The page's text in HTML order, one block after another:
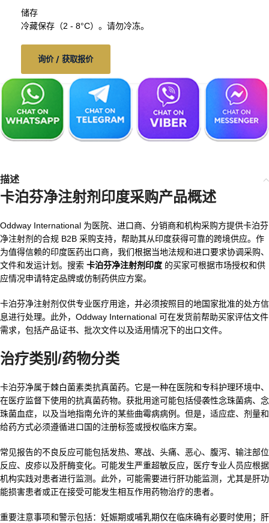
储存
冷藏保存（2 - 8°C）。请勿冷冻。
询价 / 获取报价
描述
卡泊芬净注射剂印度采购产品概述
Oddway International 为医院、进口商、分销商和机构采购方提供卡泊芬
净注射剂的合规 B2B 采购支持，帮助其从印度获得可靠的跨境供应。作
为值得信赖的印度医药出口商，我们根据当地法规和进口要求协调采购、
文件和发运计划。搜索 卡泊芬净注射剂印度 的买家可根据市场授权和供
应情况申请特定品牌或仿制药供应方案。
卡泊芬净注射剂仅供专业医疗用途，并必须按照目的地国家批准的处方信
息进行处理。此外，Oddway International 可在发货前帮助买家评估文件
需求，包括产品证书、批次文件以及适用情况下的出口文件。
治疗类别/药物分类
卡泊芬净属于棘白菌素类抗真菌药。它是一种在医院和专科护理环境中、
在医疗监督下使用的抗真菌药物。获批用途可能包括侵袭性念珠菌病、念
珠菌血症，以及当地指南允许的某些曲霉病病例。但是，适应症、剂量和
给药方式必须遵循进口国的注册标签或授权临床方案。
常见报告的不良反应可能包括发热、寒战、头痛、恶心、腹泻、输注部位
反应、皮疹以及肝酶变化。可能发生严重超敏反应，医疗专业人员应根据
机构实践对患者进行监测。此外，可能需要进行肝功能监测，尤其是肝功
能损害患者或正在接受可能发生相互作用药物治疗的患者。
重要注意事项和警示包括：妊娠期或哺乳期仅在临床确有必要时使用；肝